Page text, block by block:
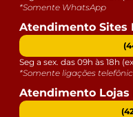
*Somente WhatsApp
Atendimento Sites
Seg a sex. das 09h às 18h
*Somente ligações
Atendimento Lojas